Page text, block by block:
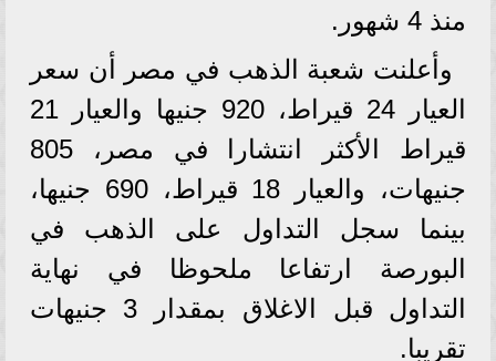
منذ 4 شهور.
وأعلنت شعبة الذهب في مصر أن سعر
العيار 24 قيراط، 920 جنيها والعيار 21
قيراط الأكثر انتشارا في مصر، 805
جنيهات، والعيار 18 قيراط، 690 جنيها،
بينما سجل التداول على الذهب في
البورصة ارتفاعا ملحوظا في نهاية
التداول قبل الاغلاق بمقدار 3 جنيهات
تقريبا.